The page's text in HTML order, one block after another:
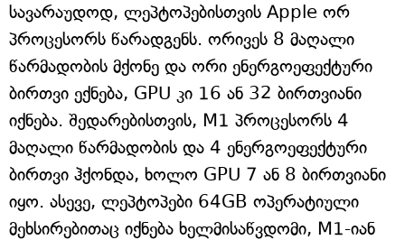
სავარაუდოდ, ლეპტოპებისთვის Apple ორ
პროცესორს წარადგენს. ორივეს 8 მაღალი
წარმადობის მქონე და ორი ენერგოეფექტური
ბირთვი ექნება, GPU კი 16 ან 32 ბირთვიანი
იქნება. შედარებისთვის, M1 პროცესორს 4
მაღალი წარმადობის და 4 ენერგოეფექტური
ბირთვი ჰქონდა, ხოლო GPU 7 ან 8 ბირთვიანი
იყო. ასევე, ლეპტოპები 64GB ოპერატიული
მეხსირებითაც იქნება ხელმისაწვდომი, M1-იან